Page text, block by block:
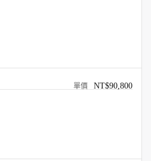
NT$90,800